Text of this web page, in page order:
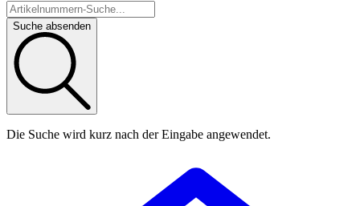
Suche absenden
Die Suche wird kurz nach der Eingabe angewendet.